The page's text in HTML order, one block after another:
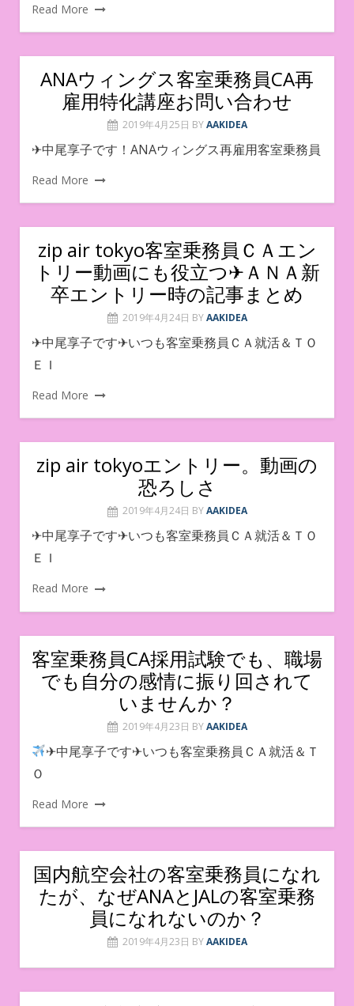
Read More
ANAウィングス客室乗務員CA再
雇用特化講座お問い合わせ
2019年4月25日 BY AAKIDEA
✈︎中尾享子です！ANAウィングス再雇用客室乗務員
Read More
zip air tokyo客室乗務員ＣＡエン
トリー動画にも役立つ✈ＡＮＡ新
卒エントリー時の記事まとめ
2019年4月24日 BY AAKIDEA
✈中尾享子です✈いつも客室乗務員ＣＡ就活＆ＴＯ
ＥＩ
Read More
zip air tokyoエントリー。動画の
恐ろしさ
2019年4月24日 BY AAKIDEA
✈中尾享子です✈いつも客室乗務員ＣＡ就活＆ＴＯ
ＥＩ
Read More
客室乗務員CA採用試験でも、職場
でも自分の感情に振り回されて
いませんか？
2019年4月23日 BY AAKIDEA
✈中尾享子です✈いつも客室乗務員ＣＡ就活＆Ｔ
Ｏ
Read More
国内航空会社の客室乗務員になれ
たが、なぜANAとJALの客室乗務
員になれないのか？
2019年4月23日 BY AAKIDEA